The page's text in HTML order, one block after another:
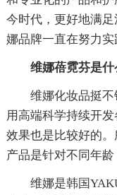
今时代，更好地满
娜品牌一直在努力实
维娜蓓霓芬是什
维娜化妆品挺
用高端科学持续开
效果也是比较好的
产品是针对不同年龄
维娜是韩国